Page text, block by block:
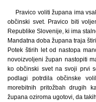
Pravico voliti župana ima
občinski svet. Pravico biti
Republike Slovenije, ki ima
Mandatna doba župana traja štiri
Potek štirih let od nastopa
novoizvoljeni župan nastopiti
ko občinski svet na svoji prvi
podlagi potrdila občinske
morebitnih pritožbah drugih
župana oziroma ugotovi, da